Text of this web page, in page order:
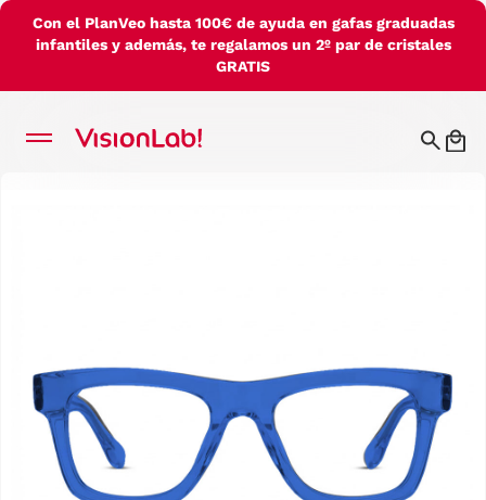
Con el PlanVeo hasta 100€ de ayuda en gafas graduadas
infantiles y además, te regalamos un 2º par de cristales
GRATIS